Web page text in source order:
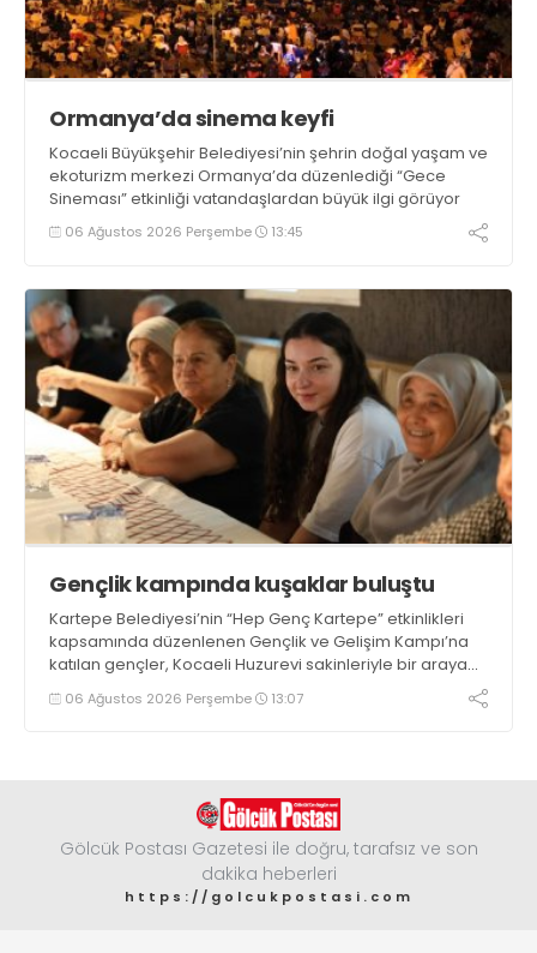
Ormanya’da sinema keyfi
Kocaeli Büyükşehir Belediyesi’nin şehrin doğal yaşam ve
ekoturizm merkezi Ormanya’da düzenlediği “Gece
Sineması” etkinliği vatandaşlardan büyük ilgi görüyor
06 Ağustos 2026 Perşembe 13:45
Gençlik kampında kuşaklar buluştu
Kartepe Belediyesi’nin “Hep Genç Kartepe” etkinlikleri
kapsamında düzenlenen Gençlik ve Gelişim Kampı’na
katılan gençler, Kocaeli Huzurevi sakinleriyle bir araya
geldi06 Ağustos 2026 Perşembe 13:07
Gölcük Postası Gazetesi ile doğru, tarafsız ve son
dakika heberleri
https://golcukpostasi.com